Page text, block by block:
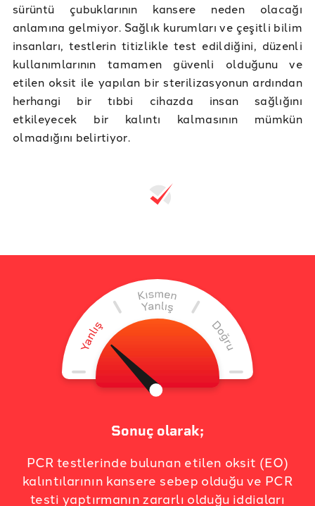
sürüntü çubuklarının kansere neden olacağı
anlamına gelmiyor. Sağlık kurumları ve çeşitli bilim
insanları, testlerin titizlikle test edildiğini, düzenli
kullanımlarının tamamen güvenli olduğunu ve
etilen oksit ile yapılan bir sterilizasyonun ardından
herhangi bir tıbbi cihazda insan sağlığını
etkileyecek bir kalıntı kalmasının mümkün
olmadığını belirtiyor.
Sonuç olarak;
PCR testlerinde bulunan etilen oksit (EO)
kalıntılarının kansere sebep olduğu ve PCR
testi yaptırmanın zararlı olduğu iddiaları